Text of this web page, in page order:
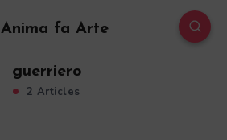
Anima fa Arte
guerriero
2 Articles